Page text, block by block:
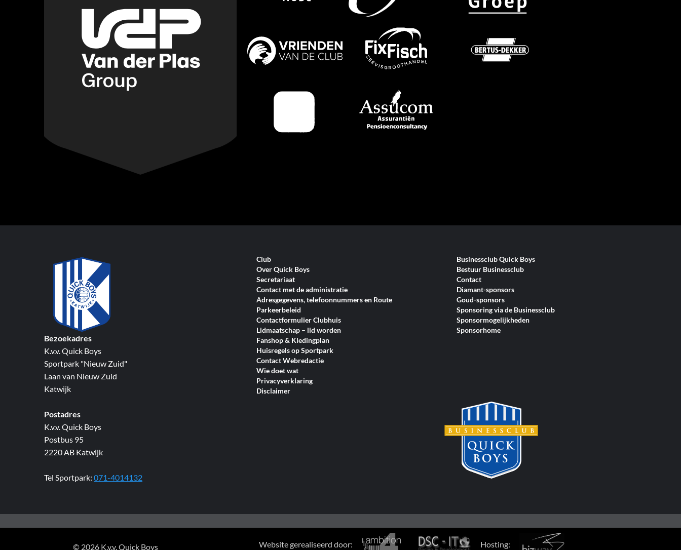
Bezoekadres
K.v.v. Quick Boys
Sportpark "Nieuw Zuid"
Laan van Nieuw Zuid
Katwijk
Postadres
K.v.v. Quick Boys
Postbus 95
2220 AB Katwijk
Tel Sportpark: 071-4014132
Club
Over Quick Boys
Secretariaat
Contact met de administratie
Adresgegevens, telefoonnummers en Route
Parkeerbeleid
Contactformulier Clubhuis
Lidmaatschap – lid worden
Fanshop & Kledingplan
Huisregels op Sportpark
Contact Webredactie
Wie doet wat
Privacyverklaring
Disclaimer
Businessclub Quick Boys
Bestuur Businessclub
Contact
Diamant-sponsors
Goud-sponsors
Sponsoring via de Businessclub
Sponsormogelijkheden
Sponsorhome
© 2026 K.v.v. Quick Boys Website gerealiseerd door: Hosting: